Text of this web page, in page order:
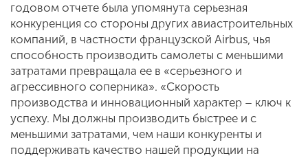
годовом отчете была упомянута серьезная
конкуренция со стороны других авиастроительных
компаний, в частности французской Airbus, чья
способность производить самолеты с меньшими
затратами превращала ее в «серьезного и
агрессивного соперника». «Скорость
производства и инновационный характер – ключ к
успеху. Мы должны производить быстрее и с
меньшими затратами, чем наши конкуренты и
поддерживать качество нашей продукции на